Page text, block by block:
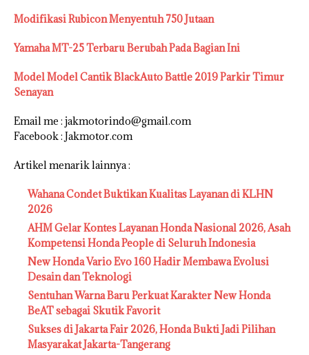
Modifikasi Rubicon Menyentuh 750 Jutaan
Yamaha MT-25 Terbaru Berubah Pada Bagian Ini
Model Model Cantik BlackAuto Battle 2019 Parkir Timur
Senayan
Email me : jakmotorindo@gmail.com
Facebook : Jakmotor.com
Artikel menarik lainnya :
Wahana Condet Buktikan Kualitas Layanan di KLHN
2026
AHM Gelar Kontes Layanan Honda Nasional 2026, Asah
Kompetensi Honda People di Seluruh Indonesia
New Honda Vario Evo 160 Hadir Membawa Evolusi
Desain dan Teknologi
Sentuhan Warna Baru Perkuat Karakter New Honda
BeAT sebagai Skutik Favorit
Sukses di Jakarta Fair 2026, Honda Bukti Jadi Pilihan
Masyarakat Jakarta-Tangerang